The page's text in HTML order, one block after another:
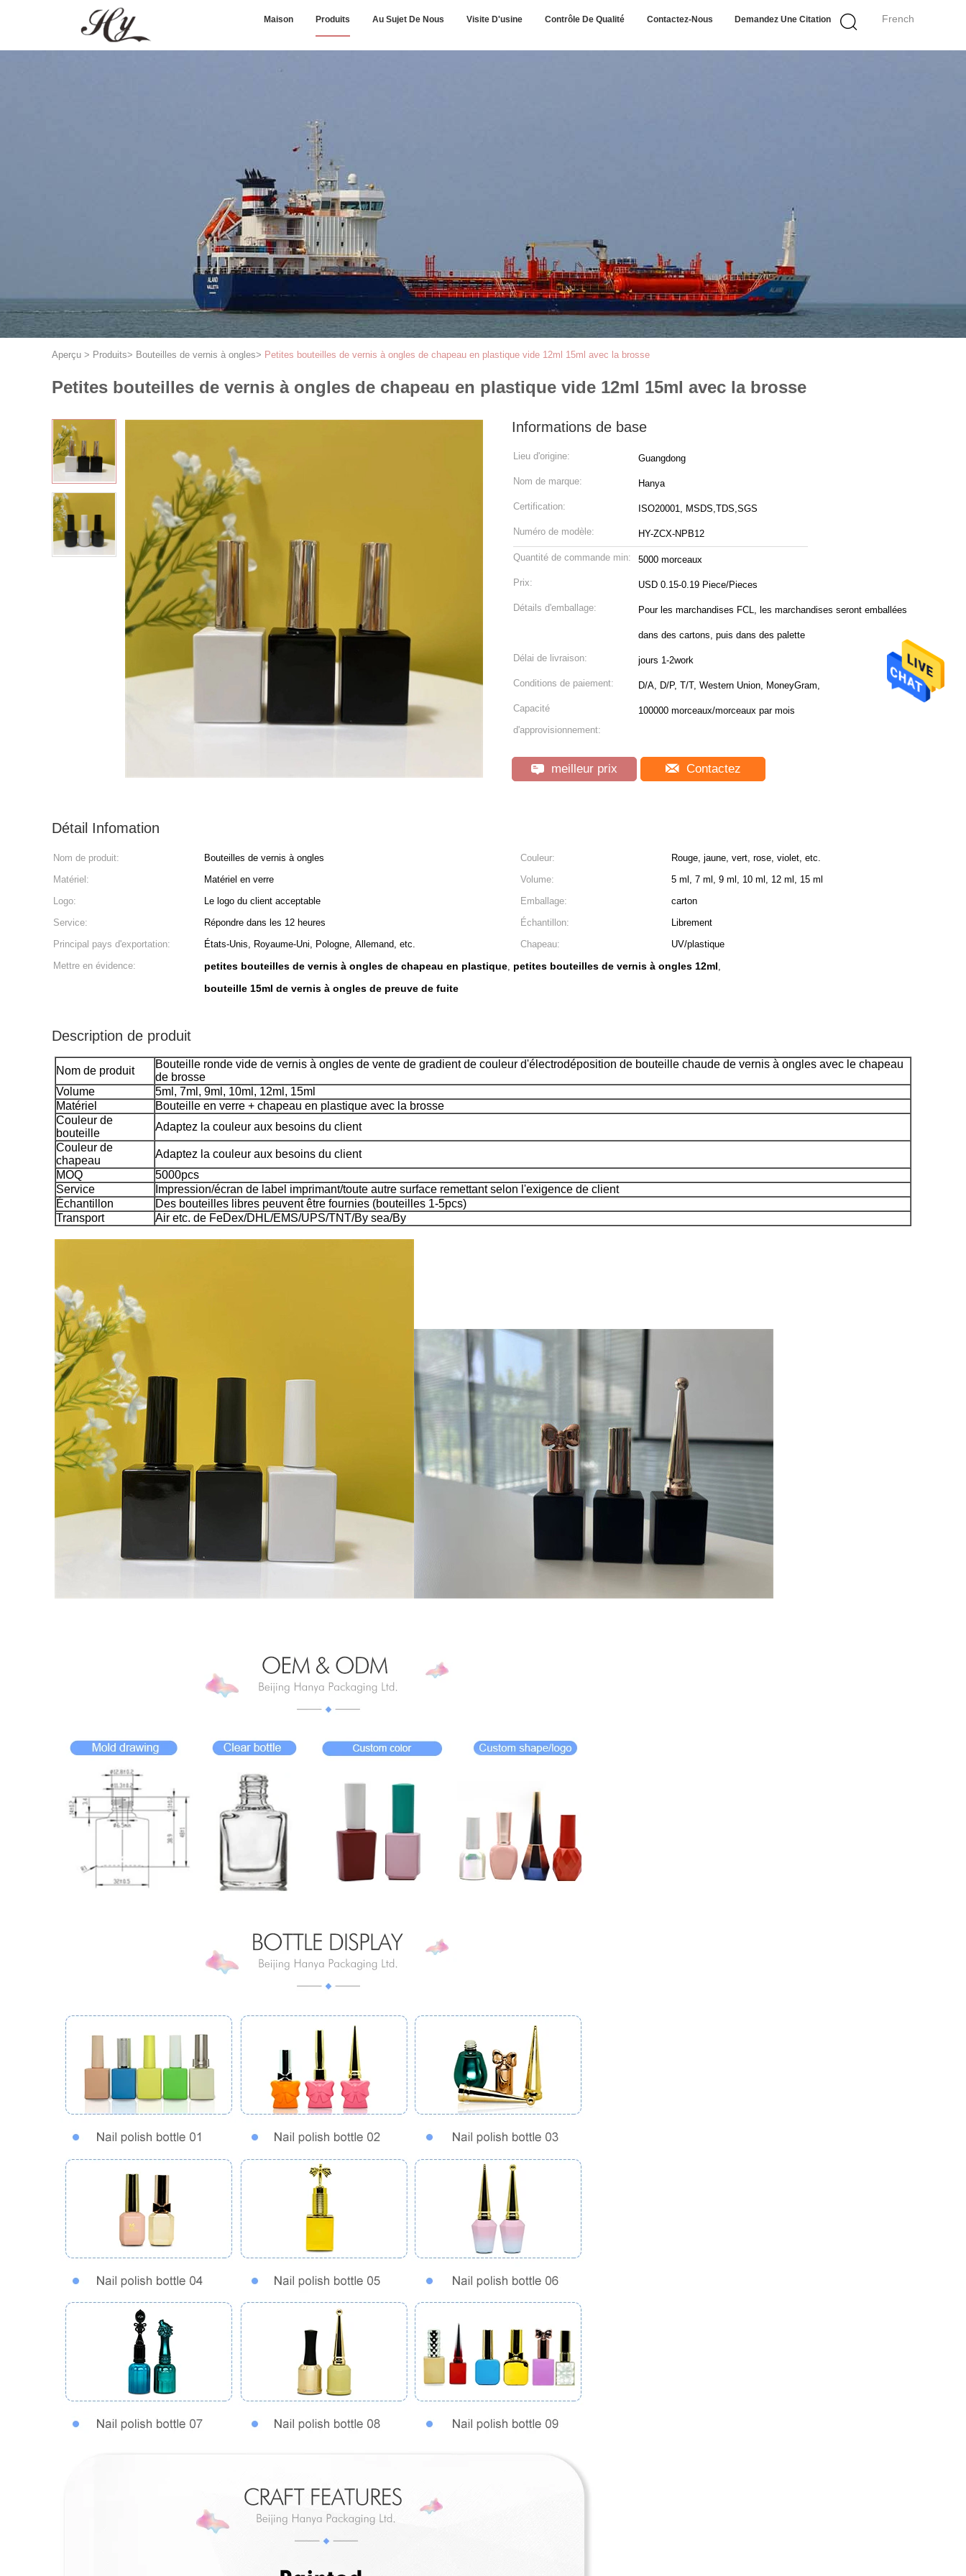
French
Maison Produits Au Sujet De Nous Visite D'usine Contrôle De Qualité Contactez-Nous Demandez Une Citation
Aperçu > Produits> Bouteilles de vernis à ongles> Petites bouteilles de vernis à ongles de chapeau en plastique vide 12ml 15ml avec la brosse
Petites bouteilles de vernis à ongles de chapeau en plastique vide 12ml 15ml avec la brosse
Informations de base
Lieu d'origine: Guangdong
Nom de marque: Hanya
Certification: ISO20001, MSDS,TDS,SGS
Numéro de modèle: HY-ZCX-NPB12
Quantité de commande min: 5000 morceaux
Prix: USD 0.15-0.19 Piece/Pieces
Détails d'emballage: Pour les marchandises FCL, les marchandises seront emballées
dans des cartons, puis dans des palette
Délai de livraison: jours 1-2work
Conditions de paiement: D/A, D/P, T/T, Western Union, MoneyGram,
Capacité
d'approvisionnement:
100000 morceaux/morceaux par mois
meilleur prix Contactez
Détail Infomation
Nom de produit: Bouteilles de vernis à ongles Couleur:
Rouge, jaune, vert, rose, violet, etc.
Matériel:
Matériel en verre Volume:
5 ml, 7 ml, 9 ml, 10 ml, 12 ml, 15 ml
Logo:
Le logo du client acceptable Emballage:
carton
Service:
Répondre dans les 12 heures Échantillon:
Librement
Principal pays d'exportation:
États-Unis, Royaume-Uni, Pologne, Allemand, etc. Chapeau:
UV/plastique
Mettre en évidence:
petites bouteilles de vernis à ongles de chapeau en plastique, petites bouteilles de vernis à ongles 12ml,
bouteille 15ml de vernis à ongles de preuve de fuite
Description de produit
Nom de produit
Bouteille ronde vide de vernis à ongles de vente de gradient de couleur d'électrodéposition de bouteille chaude de vernis à ongles avec le chapeau
de brosse
Volume
5ml, 7ml, 9ml, 10ml, 12ml, 15ml
Matériel
Bouteille en verre + chapeau en plastique avec la brosse
Couleur de
bouteille
Adaptez la couleur aux besoins du client
Couleur de
chapeau
Adaptez la couleur aux besoins du client
MOQ
5000pcs
Service
Impression/écran de label imprimant/toute autre surface remettant selon l'exigence de client
Échantillon
Des bouteilles libres peuvent être fournies (bouteilles 1-5pcs)
Transport
Air etc. de FeDex/DHL/EMS/UPS/TNT/By sea/By